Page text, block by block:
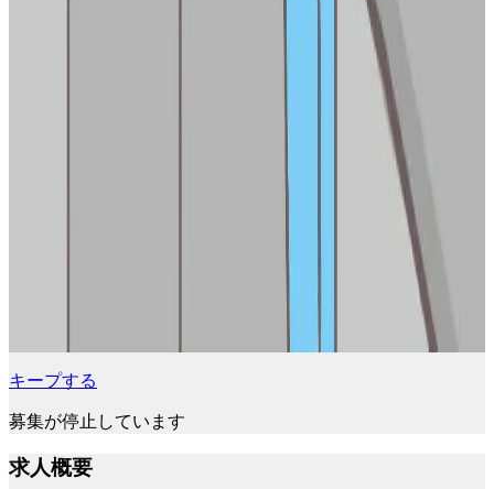
キープする
募集が停止しています
求人概要